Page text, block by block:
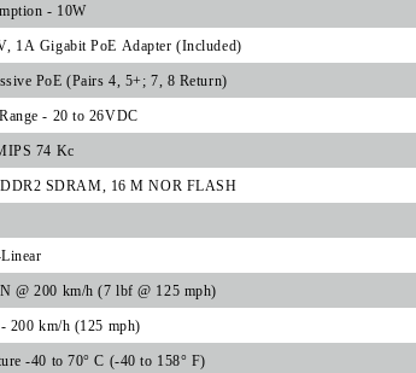
- 10W
1A Gigabit PoE Adapter (Included)
PoE (Pairs 4, 5+; 7, 8 Return)
- 20 to 26VDC
74 Kc
SDRAM, 16 M NOR FLASH
@ 200 km/h (7 lbf @ 125 mph)
200 km/h (125 mph)
-40 to 70° C (-40 to 158° F)